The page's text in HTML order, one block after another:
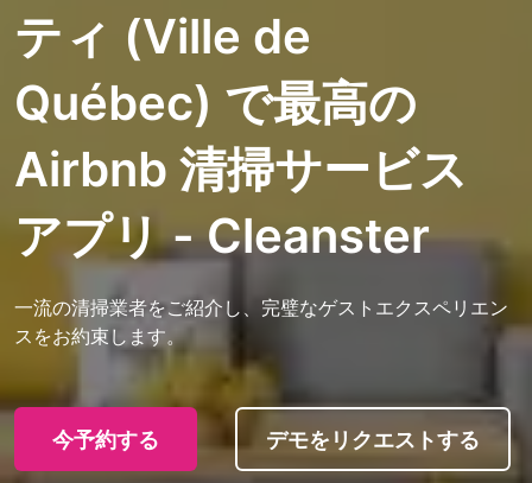
ティ (Ville de
Québec) で最高の
Airbnb 清掃サービス
アプリ - Cleanster
一流の清掃業者をご紹介し、完璧なゲストエクスペリエン
スをお約束します。
今予約する デモをリクエストする